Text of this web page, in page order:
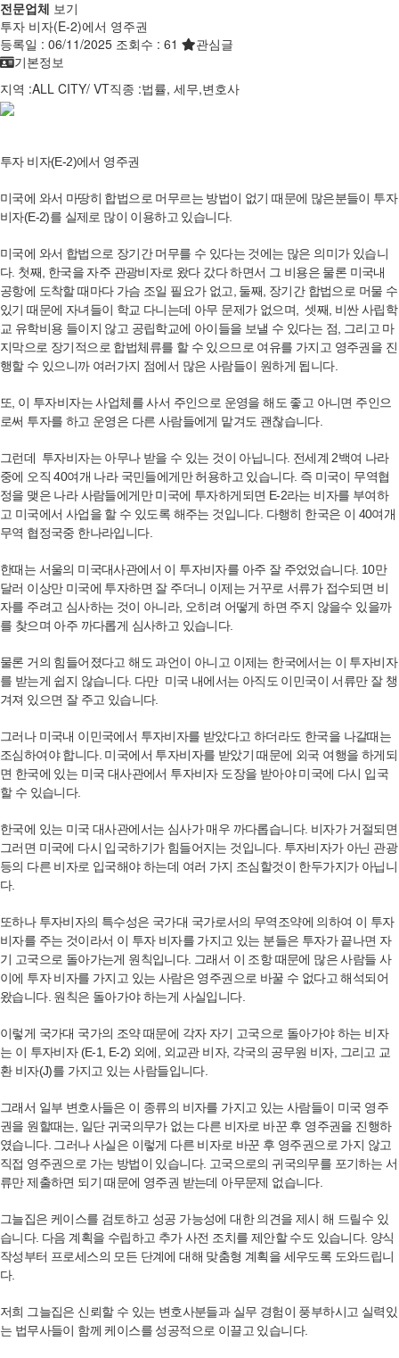
전문업체 보기
투자 비자(E-2)에서 영주권
등록일 : 06/11/2025 조회수 : 61
관심글
기본정보
지역 :ALL CITY/ VT직종 :법률, 세무,변호사
투자 비자(E-2)에서 영주권
미국에 와서 마땅히 합법으로 머무르는 방법이 없기 때문에 많은분들이 투자
비자(E-2)를 실제로 많이 이용하고 있습니다.
미국에 와서 합법으로 장기간 머무를 수 있다는 것에는 많은 의미가 있습니
다. 첫째, 한국을 자주 관광비자로 왔다 갔다 하면서 그 비용은 물론 미국내
공항에 도착할 때마다 가슴 조일 필요가 없고, 둘째, 장기간 합법으로 머물 수
있기 때문에 자녀들이 학교 다니는데 아무 문제가 없으며, 셋째, 비싼 사립학
교 유학비용 들이지 않고 공립학교에 아이들을 보낼 수 있다는 점, 그리고 마
지막으로 장기적으로 합법체류를 할 수 있으므로 여유를 가지고 영주권을 진
행할 수 있으니까 여러가지 점에서 많은 사람들이 원하게 됩니다.
또, 이 투자비자는 사업체를 사서 주인으로 운영을 해도 좋고 아니면 주인으
로써 투자를 하고 운영은 다른 사람들에게 맡겨도 괜찮습니다.
그런데 투자비자는 아무나 받을 수 있는 것이 아닙니다. 전세계 2백여 나라
중에 오직 40여개 나라 국민들에게만 허용하고 있습니다. 즉 미국이 무역협
정을 맺은 나라 사람들에게만 미국에 투자하게되면 E-2라는 비자를 부여하
고 미국에서 사업을 할 수 있도록 해주는 것입니다. 다행히 한국은 이 40여개
무역 협정국중 한나라입니다.
한때는 서울의 미국대사관에서 이 투자비자를 아주 잘 주었었습니다. 10만
달러 이상만 미국에 투자하면 잘 주더니 이제는 거꾸로 서류가 접수되면 비
자를 주려고 심사하는 것이 아니라, 오히려 어떻게 하면 주지 않을수 있을까
를 찾으며 아주 까다롭게 심사하고 있습니다.
물론 거의 힘들어졌다고 해도 과언이 아니고 이제는 한국에서는 이 투자비자
를 받는게 쉽지 않습니다. 다만 미국 내에서는 아직도 이민국이 서류만 잘 챙
겨져 있으면 잘 주고 있습니다.
그러나 미국내 이민국에서 투자비자를 받았다고 하더라도 한국을 나갈때는
조심하여야 합니다. 미국에서 투자비자를 받았기 때문에 외국 여행을 하게되
면 한국에 있는 미국 대사관에서 투자비자 도장을 받아야 미국에 다시 입국
할 수 있습니다.
한국에 있는 미국 대사관에서는 심사가 매우 까다롭습니다. 비자가 거절되면
그러면 미국에 다시 입국하기가 힘들어지는 것입니다. 투자비자가 아닌 관광
등의 다른 비자로 입국해야 하는데 여러 가지 조심할것이 한두가지가 아닙니
다.
또하나 투자비자의 특수성은 국가대 국가로서의 무역조약에 의하여 이 투자
비자를 주는 것이라서 이 투자 비자를 가지고 있는 분들은 투자가 끝나면 자
기 고국으로 돌아가는게 원칙입니다. 그래서 이 조항 때문에 많은 사람들 사
이에 투자 비자를 가지고 있는 사람은 영주권으로 바꿀 수 없다고 해석되어
왔습니다. 원칙은 돌아가야 하는게 사실입니다.
이렇게 국가대 국가의 조약 때문에 각자 자기 고국으로 돌아가야 하는 비자
는 이 투자비자 (E-1, E-2) 외에, 외교관 비자, 각국의 공무원 비자, 그리고 교
환 비자(J)를 가지고 있는 사람들입니다.
그래서 일부 변호사들은 이 종류의 비자를 가지고 있는 사람들이 미국 영주
권을 원할때는, 일단 귀국의무가 없는 다른 비자로 바꾼 후 영주권을 진행하
였습니다. 그러나 사실은 이렇게 다른 비자로 바꾼 후 영주권으로 가지 않고
직접 영주권으로 가는 방법이 있습니다. 고국으로의 귀국의무를 포기하는 서
류만 제출하면 되기 때문에 영주권 받는데 아무문제 없습니다.
그늘집은 케이스를 검토하고 성공 가능성에 대한 의견을 제시 해 드릴수 있
습니다. 다음 계획을 수립하고 추가 사전 조치를 제안할 수도 있습니다. 양식
작성부터 프로세스의 모든 단계에 대해 맞춤형 계획을 세우도록 도와드립니
다.
저희 그늘집은 신뢰할 수 있는 변호사분들과 실무 경험이 풍부하시고 실력있
는 법무사들이 함께 케이스를 성공적으로 이끌고 있습니다.